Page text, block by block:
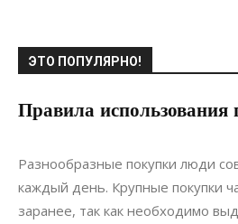
ЭТО ПОПУЛЯРНО!
Правила использования
20.07.2021
Разнообразные покупки люди
каждый день. Крупные покупки
заранее, так как необходимо